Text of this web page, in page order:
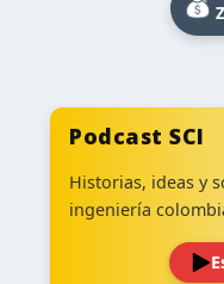
Podcast SCI
Historias, ideas y
ingeniería